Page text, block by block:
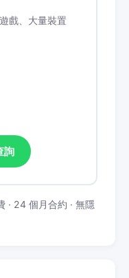
戲、大量裝置
詢
· 24 個月合約 · 無隱